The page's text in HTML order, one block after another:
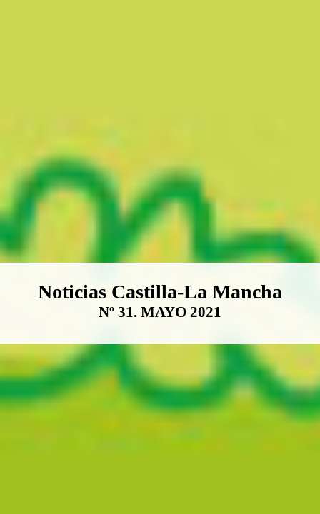
Boletín Noticias Castilla-La
Noticias Castilla-La Mancha
Nº 31. MAYO 2021